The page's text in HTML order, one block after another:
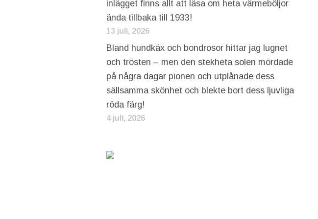
inlägget finns allt att läsa om heta värmeböljor
ända tillbaka till 1933!
13 juli, 2026
Bland hundkäx och bondrosor hittar jag lugnet
och trösten – men den stekheta solen mördade
på några dagar pionen och utplånade dess
sällsamma skönhet och blekte bort dess ljuvliga
röda färg!
4 juli, 2026